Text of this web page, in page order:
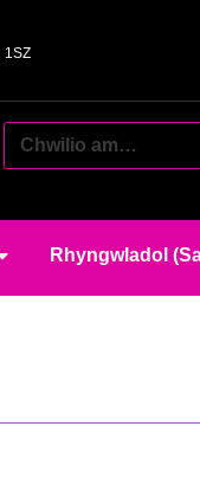
1SZ
Rhyngwladol